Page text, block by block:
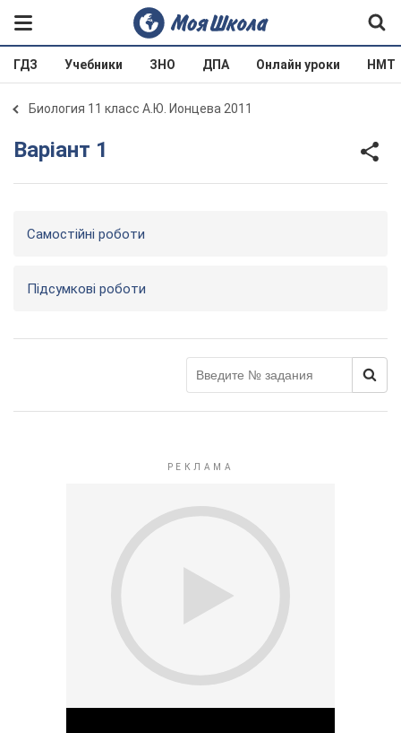
ГДЗ Учебники ЗНО ДПА Онлайн уроки НМТ
Биология 11 класс А.Ю. Ионцева 2011
Варіант 1
Самостійні роботи
Підсумкові роботи